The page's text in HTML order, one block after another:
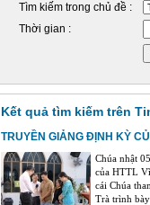
Tìm kiếm trong chủ đề :
Thời gian :
Kết quả tìm kiếm trên
TRUYỀN GIẢNG ĐỊNH KỲ
Chúa nhật
của HTTL
cái Chúa
Trà trình